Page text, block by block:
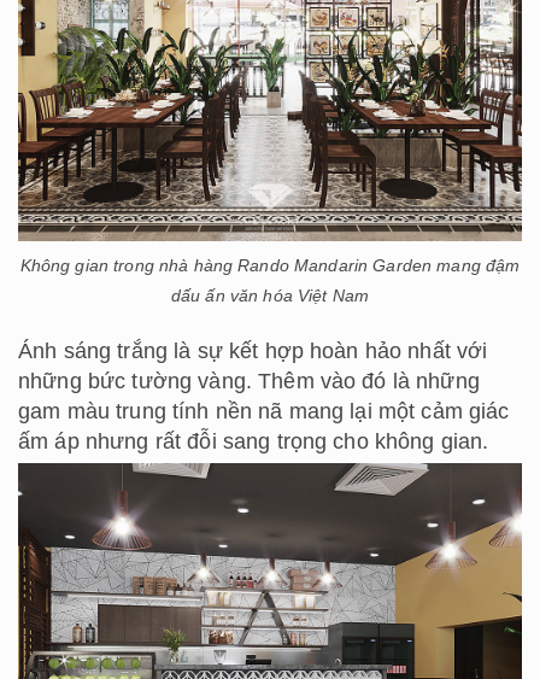
Không gian trong nhà hàng Rando Mandarin Garden mang đậm
dấu ấn văn hóa Việt Nam
Ánh sáng trắng là sự kết hợp hoàn hảo nhất với
những bức tường vàng. Thêm vào đó là những
gam màu trung tính nền nã mang lại một cảm giác
ấm áp nhưng rất đỗi sang trọng cho không gian.